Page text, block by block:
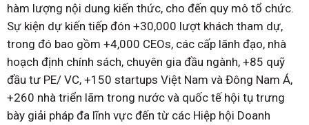
hàm lượng nội dung kiến thức, cho đến quy mô tổ chức.
Sự kiện dự kiến tiếp đón +30,000 lượt khách tham dự,
trong đó bao gồm +4,000 CEOs, các cấp lãnh đạo, nhà
hoạch định chính sách, chuyên gia đầu ngành, +85 quỹ
đầu tư PE/ VC, +150 startups Việt Nam và Đông Nam Á,
+260 nhà triển lãm trong nước và quốc tế hội tụ trưng
bày giải pháp đa lĩnh vực đến từ các Hiệp hội Doanh